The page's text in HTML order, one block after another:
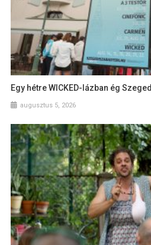
Egy hétre WICKED-lázban ég Szeged
augusztus 5, 2026